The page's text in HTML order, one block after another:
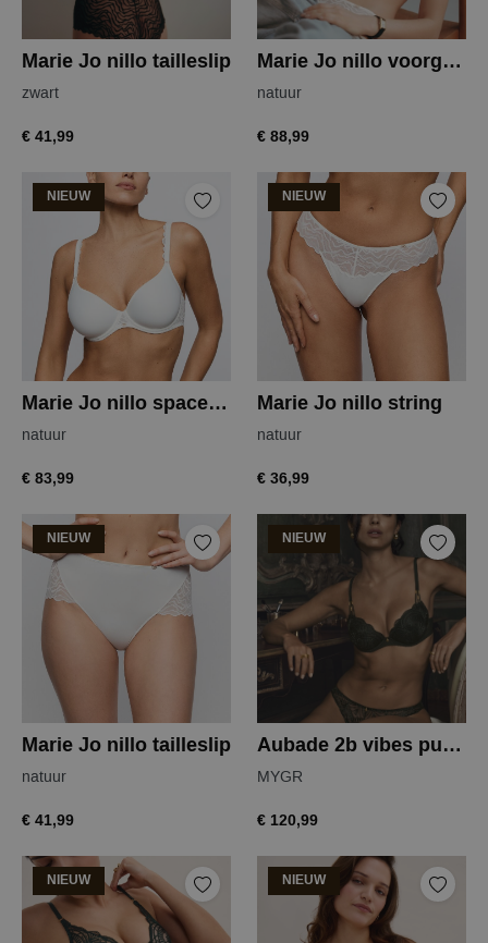
Marie Jo nillo tailleslip
zwart
€ 41,99
Marie Jo nillo voorgevormde bh
natuur
€ 88,99
NIEUW
Marie Jo nillo spacer bh
natuur
€ 83,99
NIEUW
Marie Jo nillo string
natuur
€ 36,99
NIEUW
Marie Jo nillo tailleslip
natuur
€ 41,99
NIEUW
Aubade 2b vibes push-up bh
MYGR
€ 120,99
NIEUW NIEUW